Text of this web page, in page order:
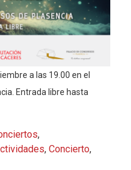
a las 19.00 en el
Entrada libre hasta
,
, Concierto,